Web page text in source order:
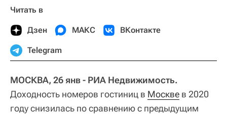
Читать в
Дзен МАКС ВКонтакте
Telegram
МОСКВА, 26 янв - РИА Недвижимость.
Доходность номеров гостиниц в Москве в 2020
году снизилась по сравнению с предыдущим